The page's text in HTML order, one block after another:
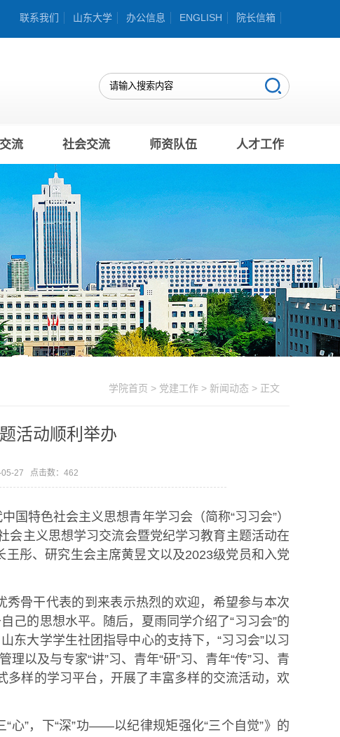
联系我们 山东大学 办公信息 ENGLISH 院长信箱
流 社会交流 师资队伍 人才工作
学院首页 > 党建工作 > 新闻动态 > 正文
活动顺利举办
27 点击数： 462
特色社会主义思想青年学习会（简称“习习会”）
主义思想学习交流会暨党纪学习教育主题活动在
彤、研究生会主席黄昱文以及2023级党员和入党
秀骨干代表的到来表示热烈的欢迎，希望参与本次
己的思想水平。随后，夏雨同学介绍了“习习会”的
东大学学生社团指导中心的支持下，“习习会”以习
以及与专家“讲”习、青年“研”习、青年“传”习、青
多样的学习平台，开展了丰富多样的交流活动，欢
心”，下“深”功——以纪律规矩强化“三个自觉”》的